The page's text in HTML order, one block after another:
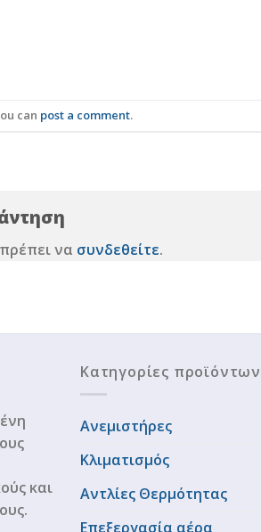
can post a comment.
να συνδεθείτε.
και
Κατηγορίες προϊόντων
Ανεμιστήρες
Κλιματισμός
Αντλίες Θερμότητας
Επεξεργασία αέρα